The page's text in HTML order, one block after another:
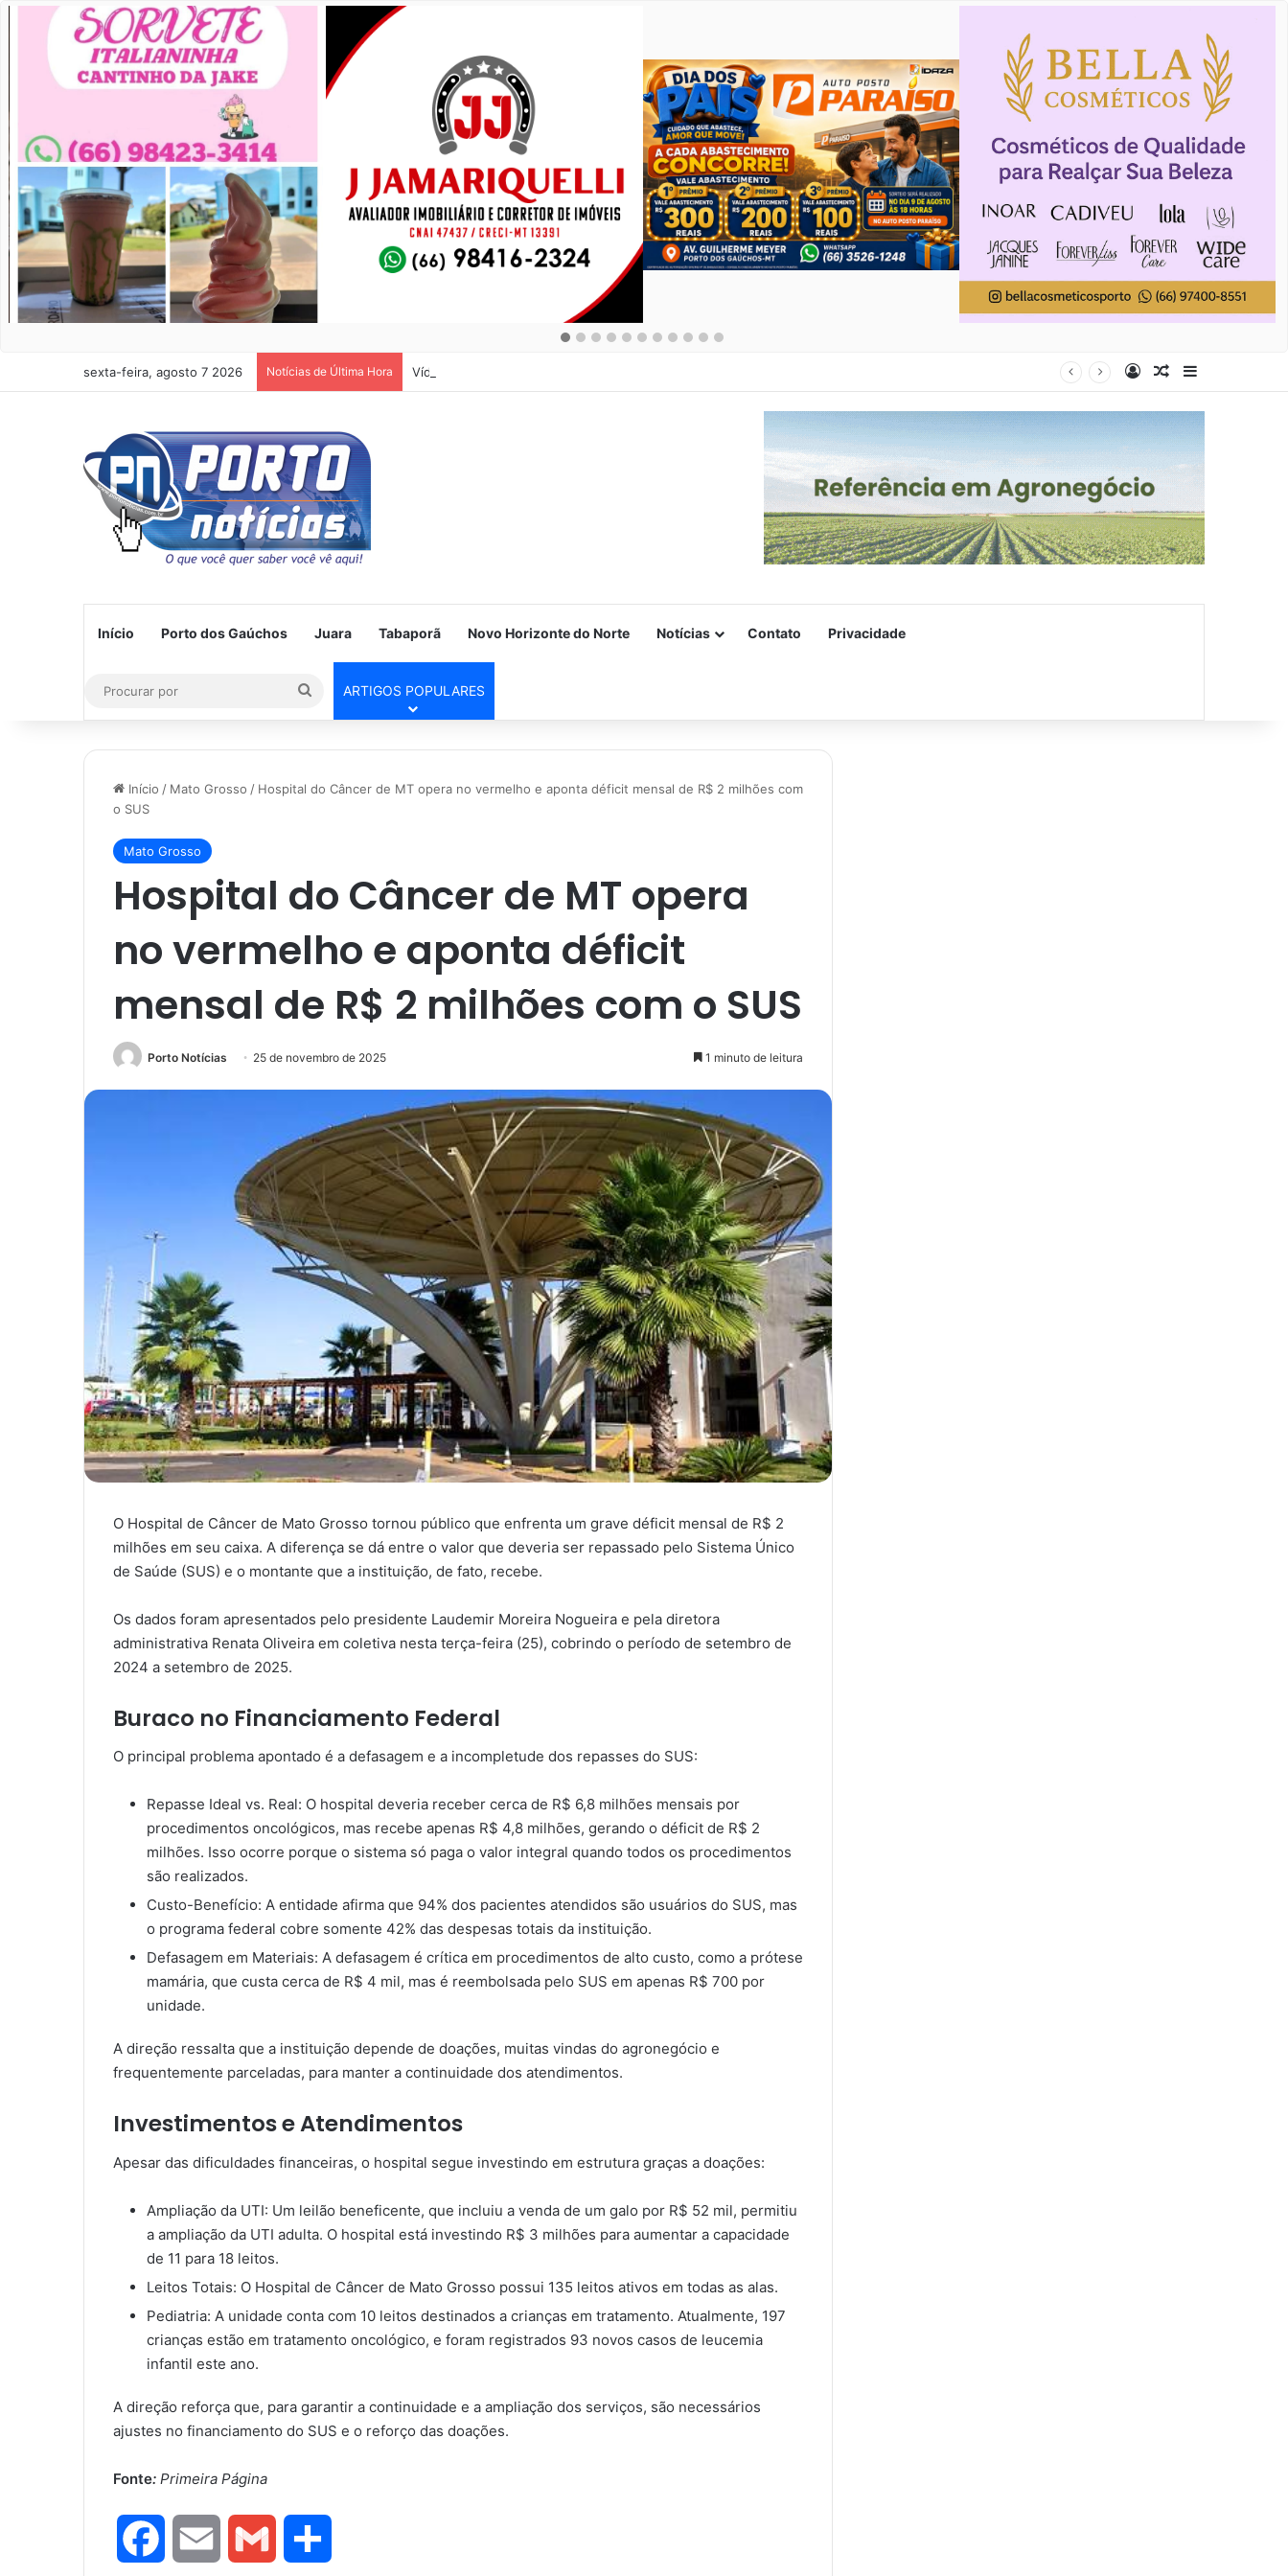
sexta-feira, agosto 7 2026 Notícias de Última Hora Vídeo: Encontro dos antigões de Porto dos Gaúchos EntrarArtigo aleatório
Barra Lateral
Início Porto dos Gaúchos Juara Tabaporã Novo Horizonte do Norte Notícias Contato Privacidade
Procurar
por
ARTIGOS POPULARES
Início / Mato Grosso / Hospital do Câncer de MT opera no vermelho e aponta déficit mensal de R$ 2 milhões com
o SUS
Mato Grosso
Hospital do Câncer de MT opera
no vermelho e aponta déficit
mensal de R$ 2 milhões com o SUS
Porto Notícias 25 de novembro de 2025 1 minuto de leitura
O Hospital de Câncer de Mato Grosso tornou público que enfrenta um grave déficit mensal de R$ 2
milhões em seu caixa. A diferença se dá entre o valor que deveria ser repassado pelo Sistema Único
de Saúde (SUS) e o montante que a instituição, de fato, recebe.
Os dados foram apresentados pelo presidente Laudemir Moreira Nogueira e pela diretora
administrativa Renata Oliveira em coletiva nesta terça-feira (25), cobrindo o período de setembro de
2024 a setembro de 2025.
Buraco no Financiamento Federal
O principal problema apontado é a defasagem e a incompletude dos repasses do SUS:
Repasse Ideal vs. Real: O hospital deveria receber cerca de R$ 6,8 milhões mensais por
procedimentos oncológicos, mas recebe apenas R$ 4,8 milhões, gerando o déficit de R$ 2
milhões. Isso ocorre porque o sistema só paga o valor integral quando todos os procedimentos
são realizados.
Custo-Benefício: A entidade afirma que 94% dos pacientes atendidos são usuários do SUS, mas
o programa federal cobre somente 42% das despesas totais da instituição.
Defasagem em Materiais: A defasagem é crítica em procedimentos de alto custo, como a prótese
mamária, que custa cerca de R$ 4 mil, mas é reembolsada pelo SUS em apenas R$ 700 por
unidade.
A direção ressalta que a instituição depende de doações, muitas vindas do agronegócio e
frequentemente parceladas, para manter a continuidade dos atendimentos.
Investimentos e Atendimentos
Apesar das dificuldades financeiras, o hospital segue investindo em estrutura graças a doações:
Ampliação da UTI: Um leilão beneficente, que incluiu a venda de um galo por R$ 52 mil, permitiu
a ampliação da UTI adulta. O hospital está investindo R$ 3 milhões para aumentar a capacidade
de 11 para 18 leitos.
Leitos Totais: O Hospital de Câncer de Mato Grosso possui 135 leitos ativos em todas as alas.
Pediatria: A unidade conta com 10 leitos destinados a crianças em tratamento. Atualmente, 197
crianças estão em tratamento oncológico, e foram registrados 93 novos casos de leucemia
infantil este ano.
A direção reforça que, para garantir a continuidade e a ampliação dos serviços, são necessários
ajustes no financiamento do SUS e o reforço das doações.
Fonte: Primeira Página